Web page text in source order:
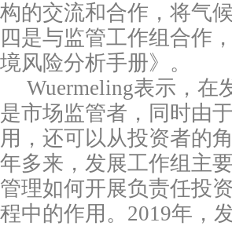
构的交流和合作，将气
四是与监管工作组合作
境风险分析手册》。
Wuermeling表示，在
是市场监管者，同时由
用，还可以从投资者的
年多来，发展工作组主
管理如何开展负责任投
程中的作用。 2019年，